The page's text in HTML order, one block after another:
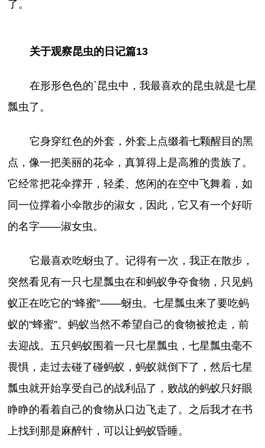
了。
关于观察昆虫的日记篇13
在形形色色的`昆虫中，我最喜欢的昆虫就是七星
瓢虫了。
它身穿红色的外套，外套上点缀着七颗醒目的黑
点，像一把美丽的花伞，真算得上是高雅的贵族了。
它经常把花伞撑开，轻柔、悠闲的在空中飞舞着，如
同一位撑着小伞散步的淑女，因此，它又有一个好听
的名字——淑女虫。
它最喜欢吃蚜虫了。记得有一次，我正在散步，
突然看见有一只七星瓢虫在和蚂蚁争夺食物，只见蚂
蚁正在吃它的“蜂蜜”——蚜虫。七星瓢虫来了要吃蚂
蚁的“蜂蜜”。蚂蚁当然不希望自己的食物被抢走，前
去迎战。五只蚂蚁围着一只七星瓢虫，七星瓢虫毫不
畏惧，走过去碰了碰蚂蚁，蚂蚁就倒下了，然后七星
瓢虫就开始享受自己的战利品了，败战的蚂蚁只好眼
睁睁的看着自己的食物从口边飞走了。之后我才在书
上找到那是麻醉针，可以让蚂蚁昏睡。